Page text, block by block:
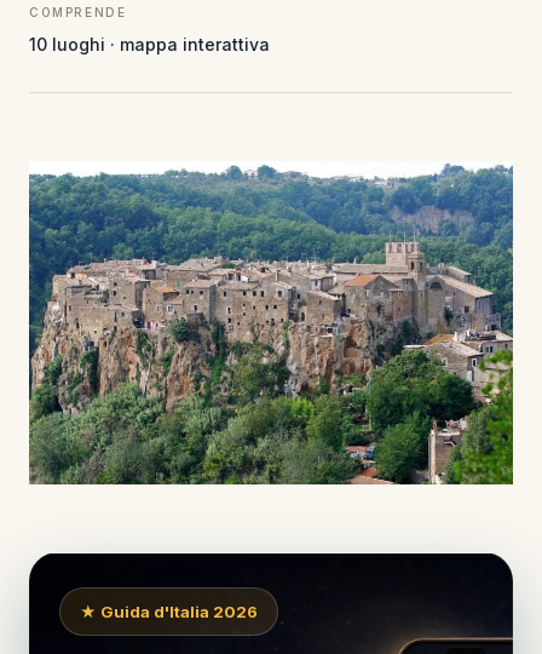
COMPRENDE
10 luoghi · mappa interattiva
★ Guida d'Italia 2026